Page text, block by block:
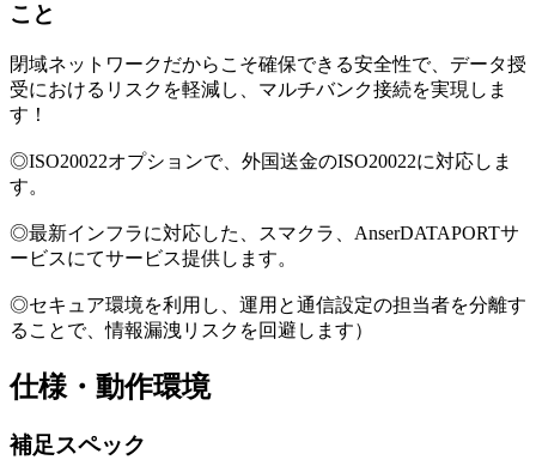
こと
閉域ネットワークだからこそ確保できる安全性で、データ授
受におけるリスクを軽減し、マルチバンク接続を実現しま
す！
◎ISO20022オプションで、外国送金のISO20022に対応しま
す。
◎最新インフラに対応した、スマクラ、AnserDATAPORTサ
ービスにてサービス提供します。
◎セキュア環境を利用し、運用と通信設定の担当者を分離す
ることで、情報漏洩リスクを回避します）
仕様・動作環境
補足スペック